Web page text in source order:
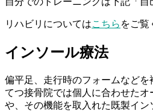
リハビリについてはこちら をご覧
インソール療法
偏平足、走行時のフォームなどを
てつ接骨院では個人に合わせた
や、その機能を取入れた既製イン